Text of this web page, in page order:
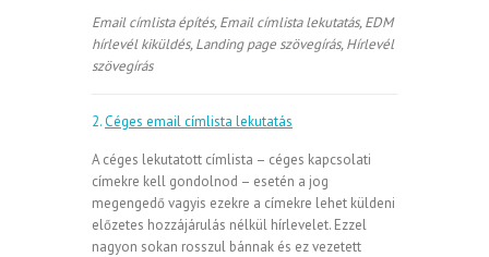
Email címlista építés, Email címlista lekutatás, EDM
hírlevél kiküldés, Landing page szövegírás, Hírlevél
szövegírás
2.Céges email címlista lekutatás
A céges lekutatott címlista – céges kapcsolati
címekre kell gondolnod – esetén a jog
megengedő vagyis ezekre a címekre lehet küldeni
előzetes hozzájárulás nélkül hírlevelet. Ezzel
nagyon sokan rosszul bánnak és ez vezetett